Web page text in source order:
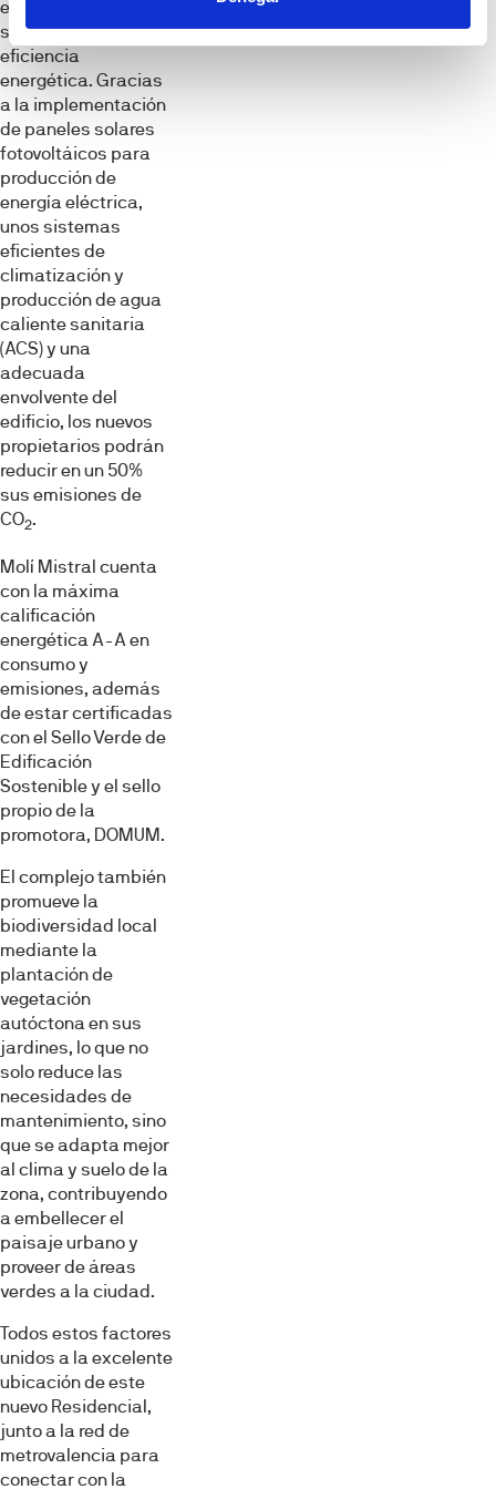
estándares de
sostenibilidad y
eficiencia
energética. Gracias
a la implementación
de paneles solares
fotovoltáicos para
producción de
energía eléctrica,
unos sistemas
eficientes de
climatización y
producción de agua
caliente sanitaria
(ACS) y una
adecuada
envolvente del
edificio, los nuevos
propietarios podrán
reducir en un 50%
sus emisiones de
CO2.
Molí Mistral cuenta
con la máxima
calificación
energética A-A en
consumo y
emisiones, además
de estar certificadas
con el Sello Verde de
Edificación
Sostenible y el sello
propio de la
promotora, DOMUM.
El complejo también
promueve la
biodiversidad local
mediante la
plantación de
vegetación
autóctona en sus
jardines, lo que no
solo reduce las
necesidades de
mantenimiento, sino
que se adapta mejor
al clima y suelo de la
zona, contribuyendo
a embellecer el
paisaje urbano y
proveer de áreas
verdes a la ciudad.
Todos estos factores
unidos a la excelente
ubicación de este
nuevo Residencial,
junto a la red de
metrovalencia para
conectar con la